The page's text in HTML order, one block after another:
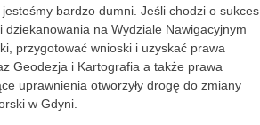
bardzo dumni. Jeśli chodzi o sukces
na Wydziale Nawigacyjnym
przygotować wnioski i uzyskać prawa
Geodezja i Kartografia a także prawa
uprawnienia otworzyły drogę do zmiany
w Gdyni.